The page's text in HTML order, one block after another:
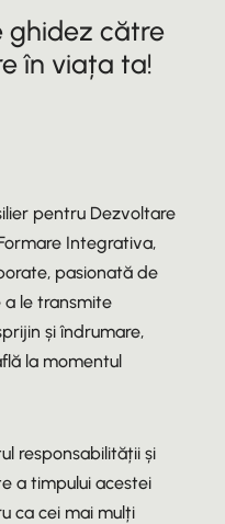
ghidez către
în viața ta!
pentru Dezvoltare
Integrativa,
pasionată de
a le transmite
și îndrumare,
la momentul
responsabilității și
a timpului acestei
ca cei mai mulți